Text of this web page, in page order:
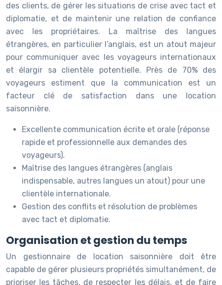
des clients, de gérer les situations de crise avec tact et
diplomatie, et de maintenir une relation de confiance
avec les propriétaires. La maîtrise des langues
étrangères, en particulier l’anglais, est un atout majeur
pour communiquer avec les voyageurs internationaux
et élargir sa clientèle potentielle. Près de 70% des
voyageurs estiment que la communication est un
facteur clé de satisfaction dans une location
saisonnière.
Excellente communication écrite et orale (réponse
rapide et professionnelle aux demandes des
voyageurs).
Maîtrise des langues étrangères (anglais
indispensable, autres langues un atout) pour une
clientèle internationale.
Gestion des conflits et résolution de problèmes
avec tact et diplomatie.
Organisation et gestion du temps
Un gestionnaire de location saisonnière doit être
capable de gérer plusieurs propriétés simultanément, de
prioriser les tâches, de respecter les délais, et de faire